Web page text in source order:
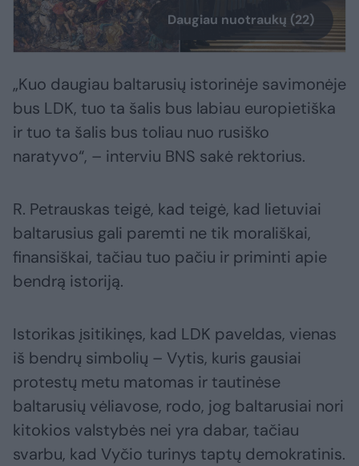
Daugiau nuotraukų (22)
„Kuo daugiau baltarusių istorinėje savimonėje
bus LDK, tuo ta šalis bus labiau europietiška
ir tuo ta šalis bus toliau nuo rusiško
naratyvo“, – interviu BNS sakė rektorius.
R. Petrauskas teigė, kad teigė, kad lietuviai
baltarusius gali paremti ne tik morališkai,
finansiškai, tačiau tuo pačiu ir priminti apie
bendrą istoriją.
Istorikas įsitikinęs, kad LDK paveldas, vienas
iš bendrų simbolių – Vytis, kuris gausiai
protestų metu matomas ir tautinėse
baltarusių vėliavose, rodo, jog baltarusiai nori
kitokios valstybės nei yra dabar, tačiau
svarbu, kad Vyčio turinys taptų demokratinis.